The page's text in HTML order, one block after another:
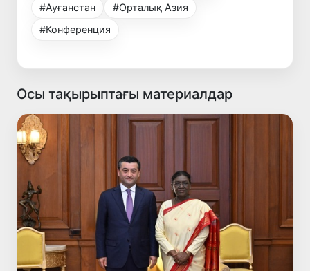
#Ауғанстан
#Орталық Азия
#Конференция
Осы тақырыптағы материалдар